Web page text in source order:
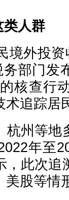
类人群
境外投
部门发
核查行
术追踪居
杭州等地
年至
，此次追
美股等情